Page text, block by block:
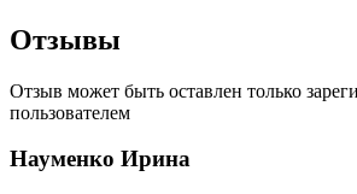
Отзывы
Отзыв может быть оставлен только
пользователем
Науменко Ирина